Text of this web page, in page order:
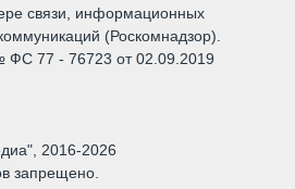
связи, информационных
(Роскомнадзор).
ФС 77 - 76723 от 02.09.2019
2016-2026
запрещено.